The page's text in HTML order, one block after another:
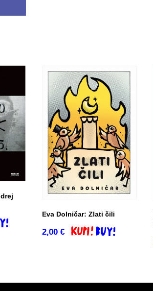
Eva Dolničar: Zlati čili
2,00 € Dodaj v košarico